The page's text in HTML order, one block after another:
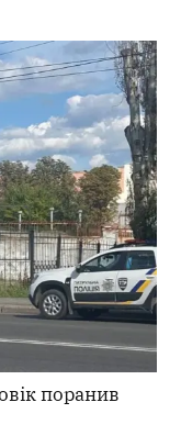
поранив